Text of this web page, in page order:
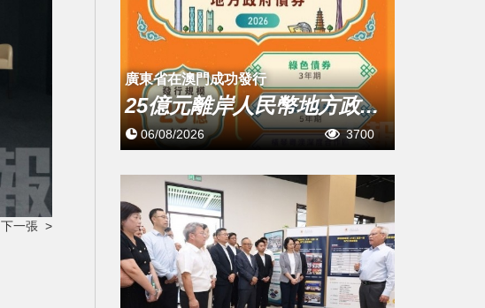
下一張 >
廣東省在澳門成功發行
25億元離岸人民幣地方政...
06/08/2026 3700